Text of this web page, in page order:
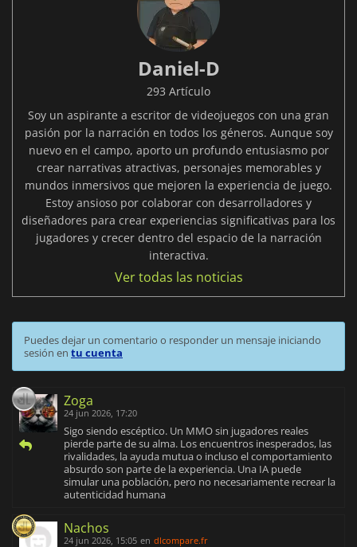
Daniel-D
293 Artículo
Soy un aspirante a escritor de videojuegos con una gran
pasión por la narración en todos los géneros. Aunque soy
nuevo en el campo, aporto un profundo entusiasmo por
crear narrativas atractivas, personajes memorables y
mundos inmersivos que mejoren la experiencia de juego.
Estoy ansioso por colaborar con desarrolladores y
diseñadores para crear experiencias significativas para los
jugadores y crecer dentro del espacio de la narración
interactiva.
Ver todas las noticias
Puedes dejar un comentario o responder un mensaje iniciando
sesión en tu cuenta
Zoga
24 jun 2026, 17:20
Sigo siendo escéptico. Un MMO sin jugadores reales
pierde parte de su alma. Los encuentros inesperados, las
rivalidades, la ayuda mutua o incluso el comportamiento
absurdo son parte de la experiencia. Una IA puede
simular una población, pero no necesariamente recrear la
autenticidad humana
Nachos
24 jun 2026, 15:05 en dlcompare.fr